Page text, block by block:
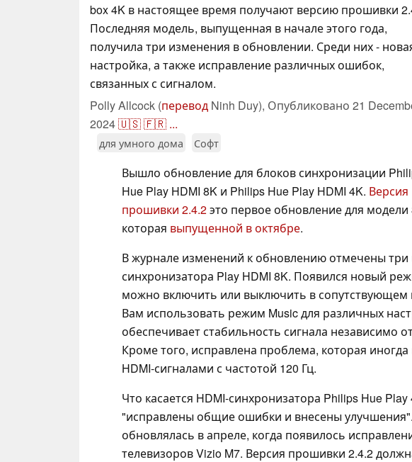
box 4K в настоящее время получают версию прошивки
Последняя модель, выпущенная в начале этого года,
получила три изменения в обновлении. Среди них -
настройка, а также исправление различных ошибок,
связанных с сигналом.
Polly Allcock (перевод Ninh Duy), Опубликовано 21
2024🇺🇸🇫🇷 ...
для умного дома Софт
Вышло обновление для блоков синхронизации
Hue Play HDMI 8K и Philips Hue Play HDMI 4K. Версия
прошивки 2.4.2это первое обновление для модели
которая выпущенной в октябре.
В журнале изменений к обновлению отмечены три
синхронизатора Play HDMI 8K. Появился новый
можно включить или выключить в сопутствующем
Вам использовать режим Music для различных
обеспечивает стабильность сигнала независимо
Кроме того, исправлена проблема, которая
HDMI-сигналами с частотой 120 Гц.
Что касается HDMI-синхронизатора Philips Hue
"исправлены общие ошибки и внесены
обновлялась в апреле, когда появилось
телевизоров Vizio M7. Версия прошивки 2.4.2